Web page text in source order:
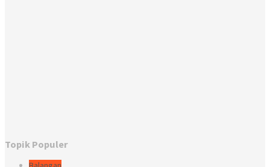
Topik Populer